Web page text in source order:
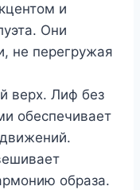
и
Они
не перегружая
верх. Лиф без
обеспечивает
образа.